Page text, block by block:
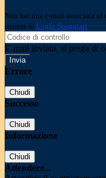
Non hai una e-mail associata
tramite la Login Spaggiari
E-mail inviata, si prega di
Errore
Chiudi
Successo
Chiudi
Informazione
Chiudi
Attendere...